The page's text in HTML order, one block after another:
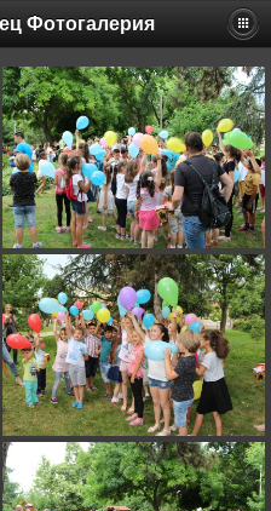
Фотогалерия